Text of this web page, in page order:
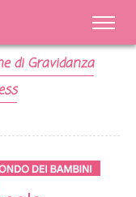
di Gravidanza